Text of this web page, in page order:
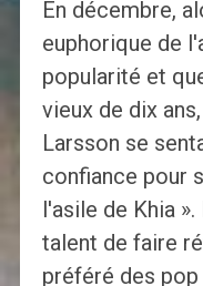
En décembre,
euphorique de
popularité et
vieux de dix
Larsson se
confiance pour
l'asile de Khia
talent de faire
préféré des